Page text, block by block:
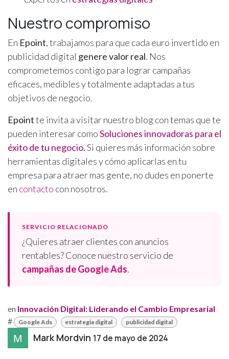
Nuestro compromiso
En Epoint, trabajamos para que cada euro invertido en
publicidad digital genere valor real. Nos
comprometemos contigo para lograr campañas
eficaces, medibles y totalmente adaptadas a tus
objetivos de negocio.
Epointte invita a visitar nuestro blog con temas que te
pueden interesar comoSoluciones innovadoras para el
éxito de tu negocio.Si quieres más información sobre
herramientas digitales y cómo aplicarlas en tu
empresa para atraer mas gente, no dudes en ponerte
en contacto con nosotros.
SERVICIO RELACIONADO
¿Quieres atraer clientes con anuncios
rentables? Conoce nuestro servicio de
campañas de Google Ads.
en Innovación Digital: Liderando el Cambio Empresarial
#
Google Ads estrategia digital publicidad digital
Mark Mordvin 17 de mayo de 2024